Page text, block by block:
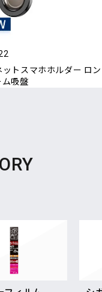
ットスマホホルダー ロン
ム吸盤